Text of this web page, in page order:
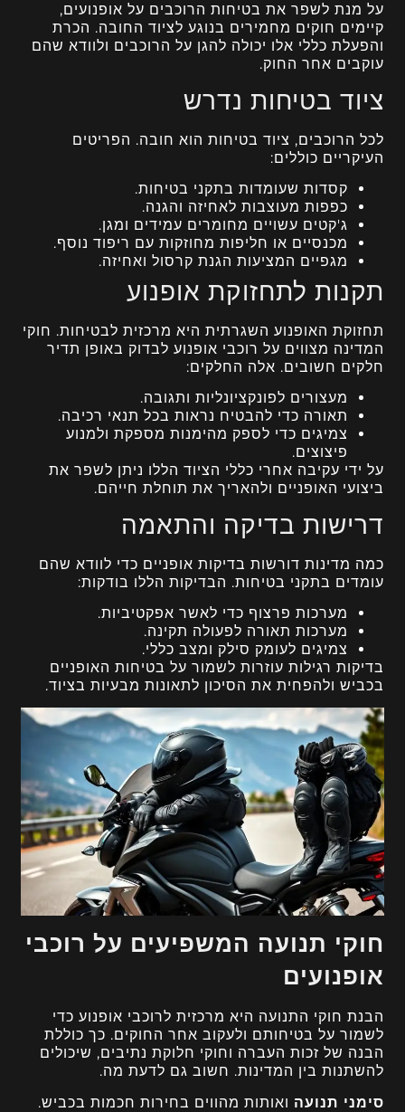
על מנת לשפר את בטיחות הרוכבים על אופנועים,
קיימים חוקים מחמירים בנוגע לציוד החובה. הכרת
והפעלת כללי אלו יכולה להגן על הרוכבים ולוודא שהם
עוקבים אחר החוק.
ציוד בטיחות נדרש
לכל הרוכבים, ציוד בטיחות הוא חובה. הפריטים
העיקריים כוללים:
קסדות שעומדות בתקני בטיחות.
כפפות מעוצבות לאחיזה והגנה.
ג'קטים עשויים מחומרים עמידים ומגן.
מכנסיים או חליפות מחוזקות עם ריפוד נוסף.
מגפיים המציעות הגנת קרסול ואחיזה.
תקנות לתחזוקת אופנוע
תחזוקת האופנוע השגרתית היא מרכזית לבטיחות. חוקי
המדינה מצווים על רוכבי אופנוע לבדוק באופן תדיר
חלקים חשובים. אלה החלקים:
מעצורים לפונקציונליות ותגובה.
תאורה כדי להבטיח נראות בכל תנאי רכיבה.
צמיגים כדי לספק מהימנות מספקת ולמנוע
פיצוצים.
על ידי עקיבה אחרי כללי הציוד הללו ניתן לשפר את
ביצועי האופניים ולהאריך את תוחלת חייהם.
דרישות בדיקה והתאמה
כמה מדינות דורשות בדיקות אופניים כדי לוודא שהם
עומדים בתקני בטיחות. הבדיקות הללו בודקות:
מערכות פרצוף כדי לאשר אפקטיביות.
מערכות תאורה לפעולה תקינה.
צמיגים לעומק סילק ומצב כללי.
בדיקות רגילות עוזרות לשמור על בטיחות האופניים
בכביש ולהפחית את הסיכון לתאונות מבעיות בציוד.
חוקי תנועה המשפיעים על רוכבי
אופנועים
הבנת חוקי התנועה היא מרכזית לרוכבי אופנוע כדי
לשמור על בטיחותם ולעקוב אחר החוקים. כך כוללת
הבנה של זכות העברה וחוקי חלוקת נתיבים, שיכולים
להשתנות בין המדינות. חשוב גם לדעת מה.
סימני תנועה ואותות מהווים בחירות חכמות בכביש.